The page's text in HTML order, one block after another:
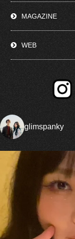
MAGAZINE
WEB
glimspanky